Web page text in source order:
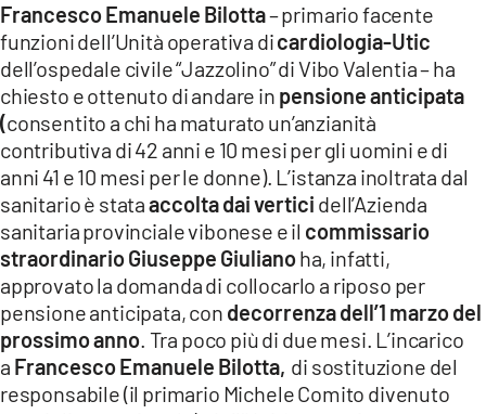
ILREGGINO.IT
COSENZACHANNEL.IT
ILVIBONESE.IT
CATANZAROCHANNEL.IT
LACAPITALENEWS.IT
App
ANDROID
APPLE
Francesco Emanuele Bilotta– primario facente
funzioni dell’Unità operativa dicardiologia-Utic
dell’ospedale civile “Jazzolino” di Vibo Valentia – ha
chiesto e ottenuto di andare in pensione anticipata
(consentito a chi ha maturato un’anzianità
contributiva di 42 anni e 10 mesi per gli uomini e di
anni 41 e 10 mesi per le donne). L’istanza inoltrata dal
sanitario è stataaccolta dai vertici dell’Azienda
sanitaria provinciale vibonese e il commissario
straordinario Giuseppe Giulianoha, infatti,
approvato la domanda di collocarlo a riposo per
pensione anticipata, con decorrenza dell’1 marzo del
prossimo anno. Tra poco più di due mesi. L’incarico
a Francesco Emanuele Bilotta, di sostituzione del
responsabile (il primario Michele Comito divenuto